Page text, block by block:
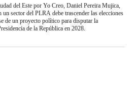
del Este por Yo Creo, Daniel Pereira Mujica,
sector del PLRA debe trascender las elecciones
de un proyecto político para disputar la
de la República en 2028.